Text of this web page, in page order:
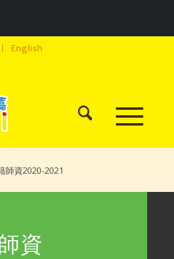
English
師資2020-2021
資